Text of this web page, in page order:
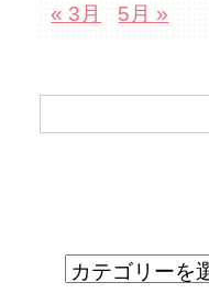
« 3月
5月 »